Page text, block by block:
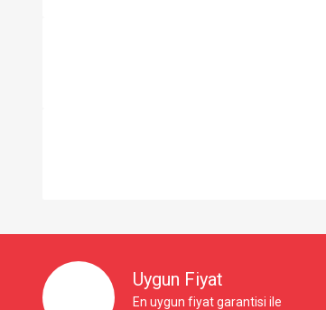
Uygun Fiyat
En uygun fiyat garantisi ile